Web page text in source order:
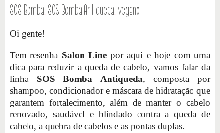
SOS Bomba, SOS Bomba Antiqueda,vegano
Oi gente!
Tem resenha Salon Line por aqui e hoje com uma
dica para reduzir a queda de cabelo, vamos falar da
linha SOS Bomba Antiqueda, composta por
shampoo, condicionador e máscara de hidratação que
garantem fortalecimento, além de manter o cabelo
renovado, saudável e blindado contra a queda de
cabelo, a quebra de cabelos e as pontas duplas.